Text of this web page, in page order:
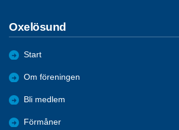
Oxelösund
Start
Om föreningen
Bli medlem
Förmåner